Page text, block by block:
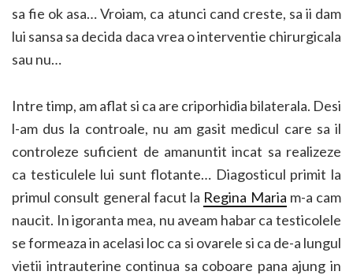
sa fie ok asa… Vroiam, ca atunci cand creste, sa ii dam
lui sansa sa decida daca vrea o interventie chirurgicala
sau nu…
Intre timp, am aflat si ca are criporhidia bilaterala. Desi
l-am dus la controale, nu am gasit medicul care sa il
controleze suficient de amanuntit incat sa realizeze
ca testiculele lui sunt flotante… Diagosticul primit la
primul consult general facut la Regina Maria m-a cam
naucit. In igoranta mea, nu aveam habar ca testicolele
se formeaza in acelasi loc ca si ovarele si ca de-a lungul
vietii intrauterine continua sa coboare pana ajung in